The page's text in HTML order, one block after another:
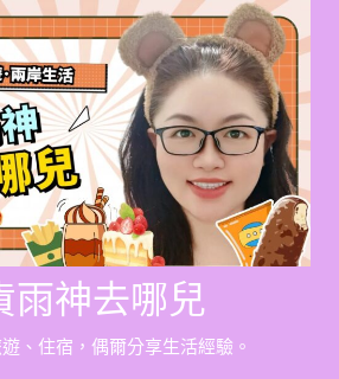
雨神去哪兒
、住宿，偶爾分享生活經驗。